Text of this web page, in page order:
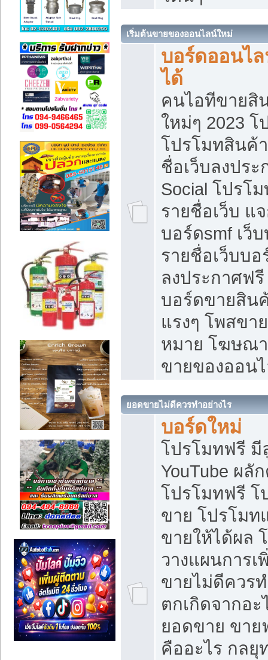
เริ่มต้นขายของออนไลน์ใหม่
บอร์ดออนไ
ได้
คนไอทีขายสิ
ใหม่ๆ 2023
โปรโมทสินค้
ชื่อเว็บลงปร
Social โปรโ
รายชื่อเว็บ แ
บอร์ดsmf เว็
รายชื่อเว็บบ
ลงประกาศฟรี
บอร์ดขายสิน
แรงๆ โพสขา
หมาย โฆษณ
ขายของออน
ยอดขายไม่ดีควรทำอย่างไร
บอร์ดใหม่
โปรโมทฟรี มี
YouTube ผลั
โปรโมทฟรี โ
ขาย โปรโมท
ขายให้ได้ผล
วางแผนการ
ขายไม่ดีควร
ตกเกิดจากอะ
ยอดขาย ขาย
คืออะไร กลยุ